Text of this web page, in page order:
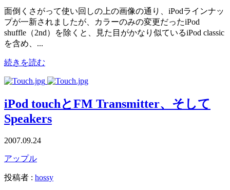
面倒くさがって使い回しの上の画像の通り、iPodラインナッ
プが一新されましたが、カラーのみの変更だったiPod
shuffle（2nd）を除くと、見た目がかなり似ているiPod classic
を含め、...
続きを読む
iPod touchとFM Transmitter、そして
Speakers
2007.09.24
アップル
投稿者 : hossy